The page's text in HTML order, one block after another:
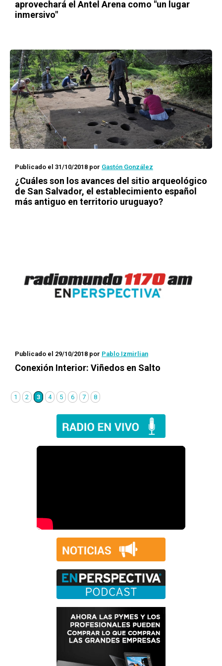
aprovechará el Antel Arena como "un lugar
inmersivo"
Publicado el 31/10/2018 por Gastón González
¿Cuáles son los avances del sitio arqueológico
de San Salvador, el establecimiento español
más antiguo en territorio uruguayo?
Publicado el 29/10/2018 por Pablo Izmirlian
Conexión Interior: Viñedos en Salto
1 2 3 4 5 6 7 8